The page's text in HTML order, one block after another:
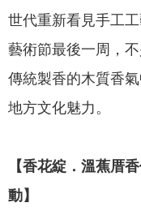
世代重新看見手工
藝術節最後一周，
傳統製香的木質香
地方文化魅力。
【香花綻．溫蕉厝
動】